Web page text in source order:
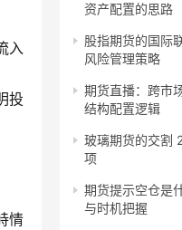
入
投
情
资产配置的思路
股指期货的国际
风险管理策略
期货直播：跨市
结构配置逻辑
玻璃期货的交割
项
期货提示空仓是
与时机把握